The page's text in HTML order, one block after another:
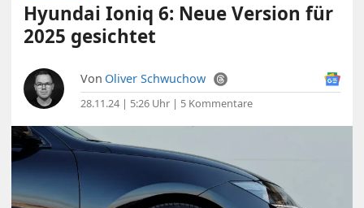
Hyundai Ioniq 6: Neue Version für
2025 gesichtet
Von Oliver Schwuchow
28.11.24 | 5:26 Uhr | 5 Kommentare